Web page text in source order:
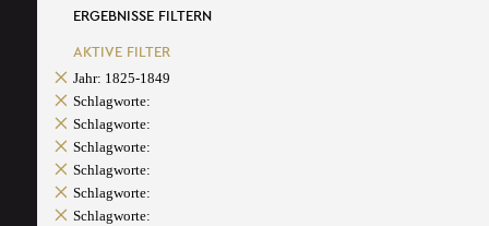
ERGEBNISSE FILTERN
AKTIVE FILTER
Jahr: 1825-1849
Schlagworte:
Schlagworte:
Schlagworte:
Schlagworte:
Schlagworte:
Schlagworte: